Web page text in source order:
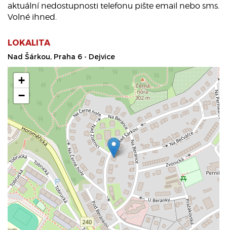
aktuální nedostupnosti telefonu pište email nebo sms.
Volné ihned.
LOKALITA
Nad Šárkou, Praha 6 - Dejvice
+
−